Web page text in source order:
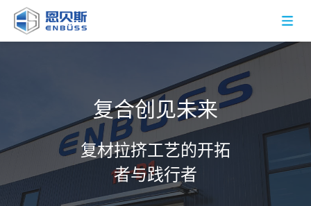
复合创见未来
复材拉挤工艺的开拓
者与践行者